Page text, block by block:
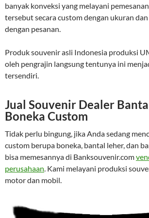
banyak konveksi yang melayani
tersebut secara custom dengan ukuran
dengan pesanan.
Produk souvenir asli Indonesia produksi
oleh pengrajin langsung tentunya ini
tersendiri.
Jual Souvenir Dealer
Boneka Custom
Tidak perlu bingung, jika Anda sedang
custom berupa boneka, bantal leher, dan
bisa memesannya di Banksouvenir.com
perusahaan. Kami melayani produksi
motor dan mobil.